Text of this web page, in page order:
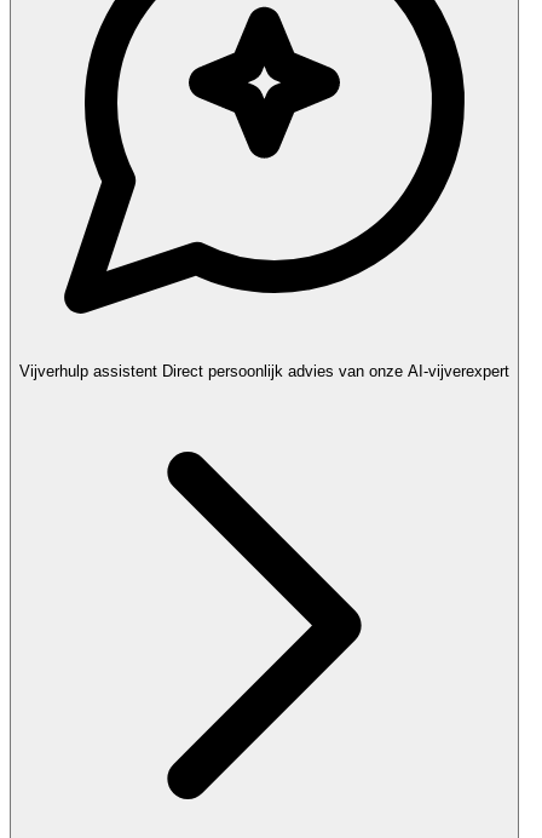
Vijverhulp assistent Direct persoonlijk advies van onze AI-vijverexpert